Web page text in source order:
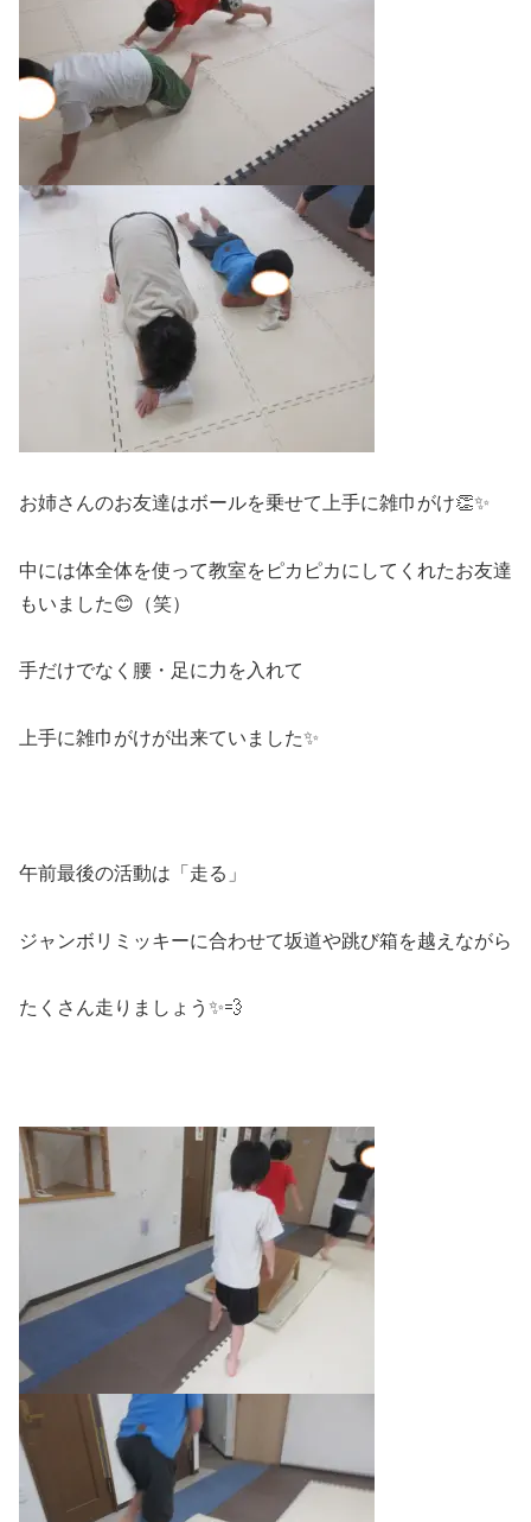
お姉さんのお友達はボールを乗せて上手に雑巾がけ👏✨
中には体全体を使って教室をピカピカにしてくれたお友達
もいました😊（笑）
手だけでなく腰・足に力を入れて
上手に雑巾がけが出来ていました✨
午前最後の活動は「走る」
ジャンボリミッキーに合わせて坂道や跳び箱を越えながら
たくさん走りましょう✨💨